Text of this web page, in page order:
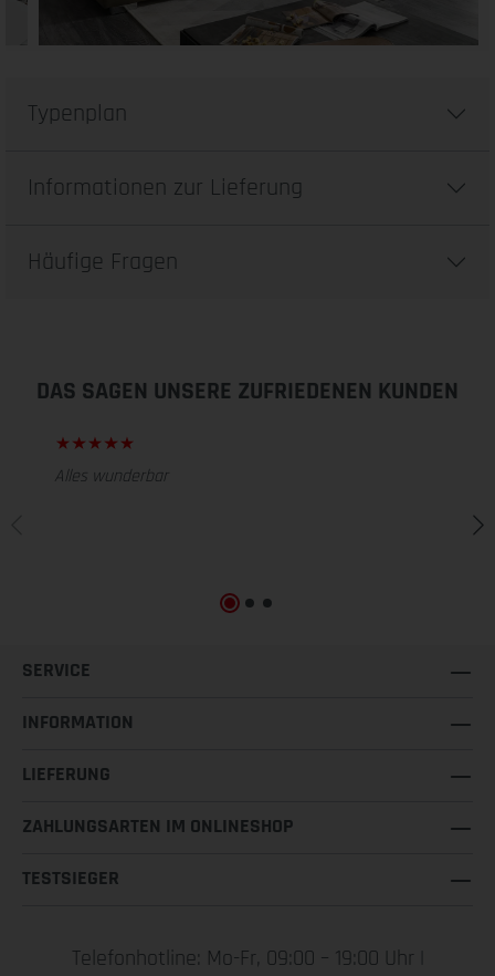
Typenplan
Informationen zur Lieferung
Häufige Fragen
DAS SAGEN UNSERE ZUFRIEDENEN KUNDEN
Alles wunderbar
SERVICE
INFORMATION
LIEFERUNG
ZAHLUNGSARTEN IM ONLINESHOP
TESTSIEGER
Telefonhotline: Mo-Fr, 09:00 – 19:00 Uhr |